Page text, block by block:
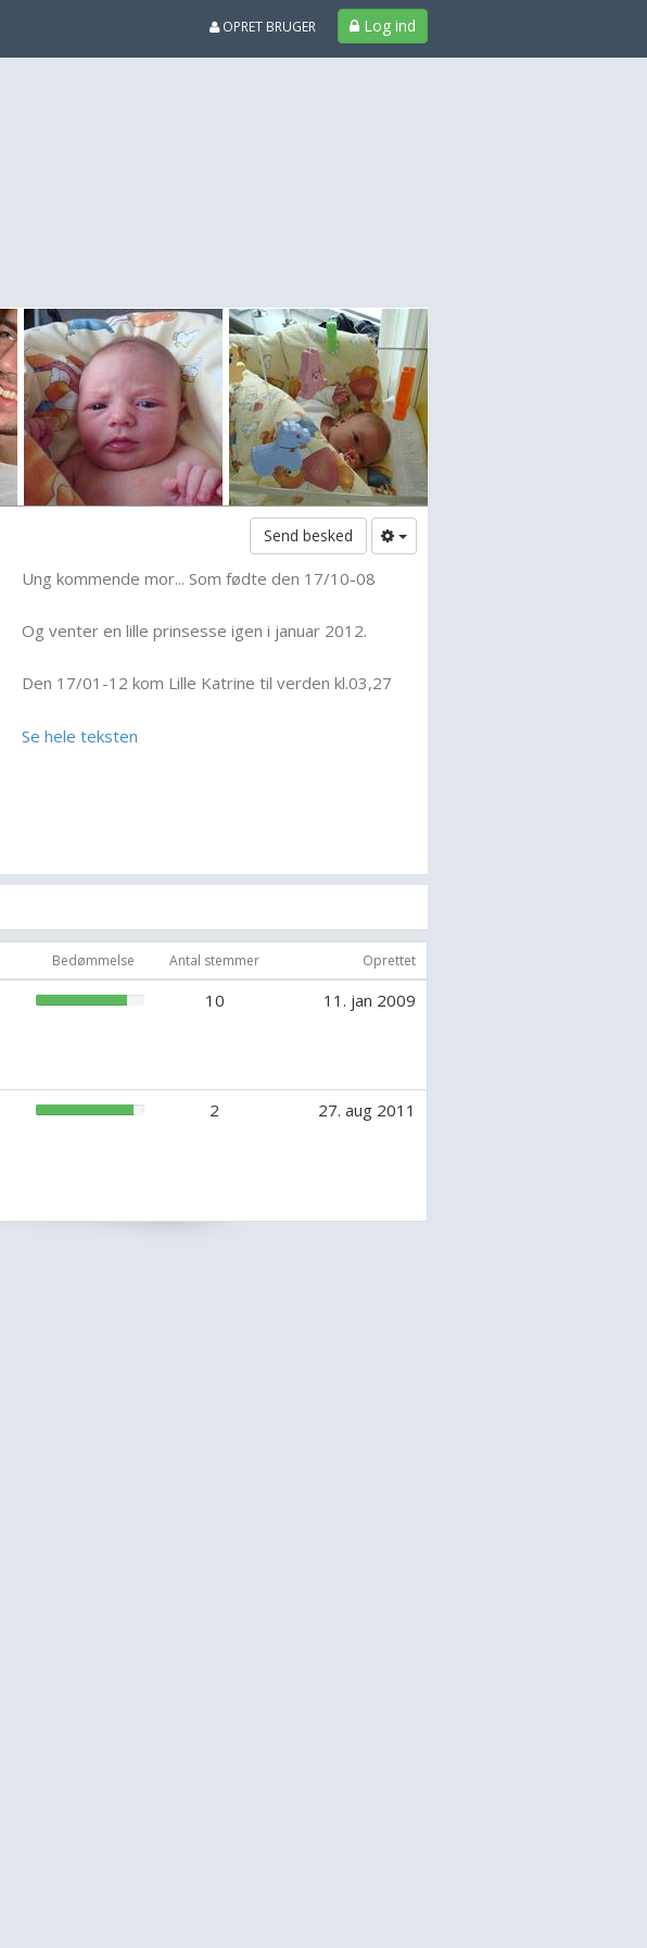
Log ind
OPRET BRUGER
Send besked
Ung kommende mor... Som fødte den 17/10-08
Og venter en lille prinsesse igen i januar 2012.
Den 17/01-12 kom Lille Katrine til verden kl.03,27
(7700 Thisted)
Se hele teksten
Bedømmelse Antal stemmer Oprettet
10 11. jan 2009
2 27. aug 2011